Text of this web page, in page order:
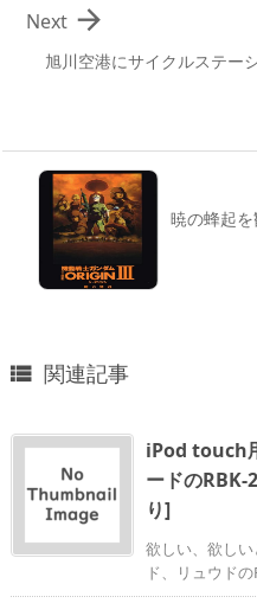
旭川空港にサイクルステー

Next
暁の蜂起
 関連記事
iPod touch
ードのRBK-
り]
欲しい、欲し
ド、リュウドの